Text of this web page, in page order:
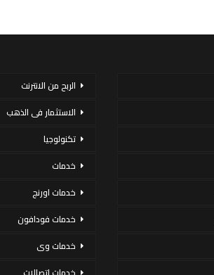
الربح من الانترنت
الاستثمار فى الذهب
تكنولوجيا
خدمات
خدمات اورنج
خدمات فودافون
خدمات وى